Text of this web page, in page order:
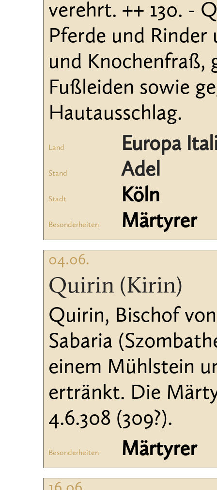
verehrt. ++ 130. -
Pferde und Rinder
und Knochenfraß,
Fußleiden sowie
Hautausschlag.
Land Europa
Stand Adel
Stadt Köln
Besonderheiten Märtyrer
04.06.
Quirin (Kirin)
Quirin, Bischof
Sabaria
einem Mühlstein
ertränkt. Die
4.6.308 (309?).
Besonderheiten Märtyrer